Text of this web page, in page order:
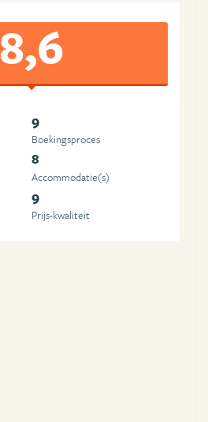
8,6
9
Boekingsproces
8
Accommodatie(s)
9
Prijs-kwaliteit